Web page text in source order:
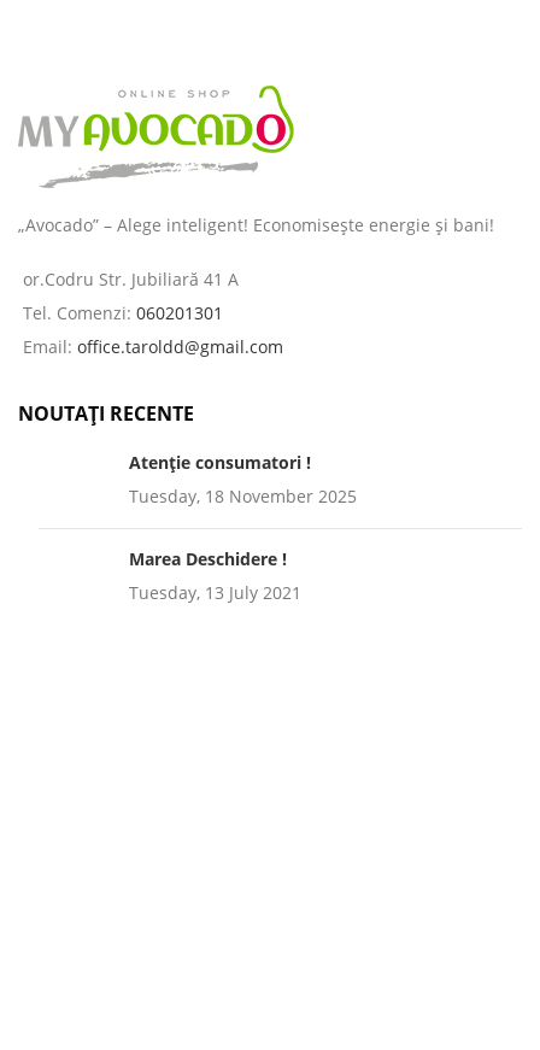
„Avocado” – Alege inteligent! Economisește energie și bani!
or.Codru Str. Jubiliară 41 A
Tel. Comenzi: 060201301
Email: office.taroldd@gmail.com
NOUTAȚI RECENTE
Atenție consumatori !
Tuesday, 18 November 2025
Marea Deschidere !
Tuesday, 13 July 2021